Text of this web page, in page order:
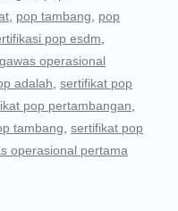
pop tambang
pop
pop esdm
operasional
adalah sertifikat pop
pop pertambangan
tambang sertifikat pop
operasional pertama